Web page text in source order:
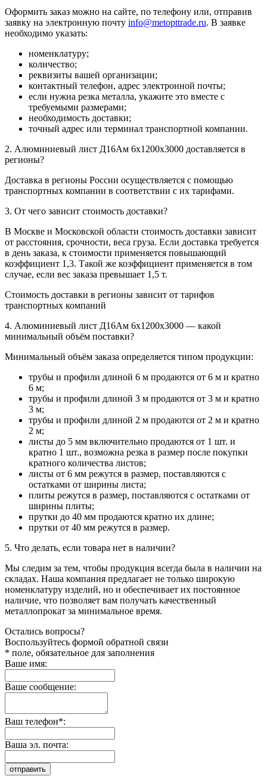
Оформить заказ можно на сайте, по телефону или, отправив
заявку на электронную почту info@metopttrade.ru. В заявке
необходимо указать:
номенклатуру;
количество;
реквизиты вашей организации;
контактный телефон, адрес электронной почты;
если нужна резка металла, укажите это вместе с
требуемыми размерами;
необходимость доставки;
точный адрес или терминал транспортной компании.
2. Алюминиевый лист Д16Ам 6х1200х3000 доставляется в
регионы?
Доставка в регионы России осуществляется с помощью
транспортных компании в соответствии с их тарифами.
3. От чего зависит стоимость доставки?
В Москве и Московской области стоимость доставки зависит
от расстояния, срочности, веса груза. Если доставка требуется
в день заказа, к стоимости применяется повышающий
коэффициент 1,3. Такой же коэффициент применяется в том
случае, если вес заказа превышает 1,5 т.
Стоимость доставки в регионы зависит от тарифов
транспортных компаний
4. Алюминиевый лист Д16Ам 6х1200х3000 — какой
минимальный объём поставки?
Минимальный объём заказа определяется типом продукции:
трубы и профили длиной 6 м продаются от 6 м и кратно
6 м;
трубы и профили длиной 3 м продаются от 3 м и кратно
3 м;
трубы и профили длиной 2 м продаются от 2 м и кратно
2 м;
листы до 5 мм включительно продаются от 1 шт. и
кратно 1 шт., возможна резка в размер после покупки
кратного количества листов;
листы от 6 мм режутся в размер, поставляются с
остатками от ширины листа;
плиты режутся в размер, поставляются с остатками от
ширины плиты;
прутки до 40 мм продаются кратно их длине;
прутки от 40 мм режутся в размер.
5. Что делать, если товара нет в наличии?
Мы следим за тем, чтобы продукция всегда была в наличии на
складах. Наша компания предлагает не только широкую
номенклатуру изделий, но и обеспечивает их постоянное
наличие, что позволяет вам получать качественный
металлопрокат за минимальное время.
Остались вопросы?
Воспользуйтесь формой обратной связи
* поле, обязательное для заполнения
Ваше имя:
Ваше сообщение:
Ваш телефон*:
Ваша эл. почта:
отправить